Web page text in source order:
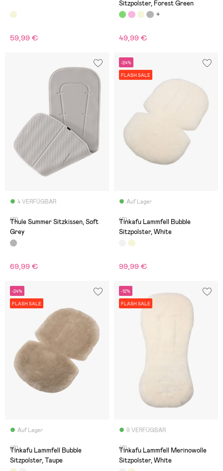
59,99 €
Sitzpolster, Forest Green
49,99 €
4 VERFÜGBAR
(0)
Thule Summer Sitzkissen, Soft
Grey
69,99 €
-24%
FLASH SALE
Auf Lager
(0)
Tinkafu Lammfell Bubble
Sitzpolster, White
99,99 €
-24%
FLASH SALE
Auf Lager
(0)
Tinkafu Lammfell Bubble
Sitzpolster, Taupe
-12%
FLASH SALE
9 VERFÜGBAR
(0)
Tinkafu Lammfell Merinowolle
Sitzpolster, White